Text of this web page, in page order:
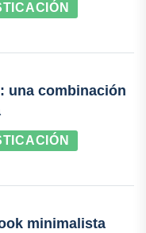
una combinación
minimalista